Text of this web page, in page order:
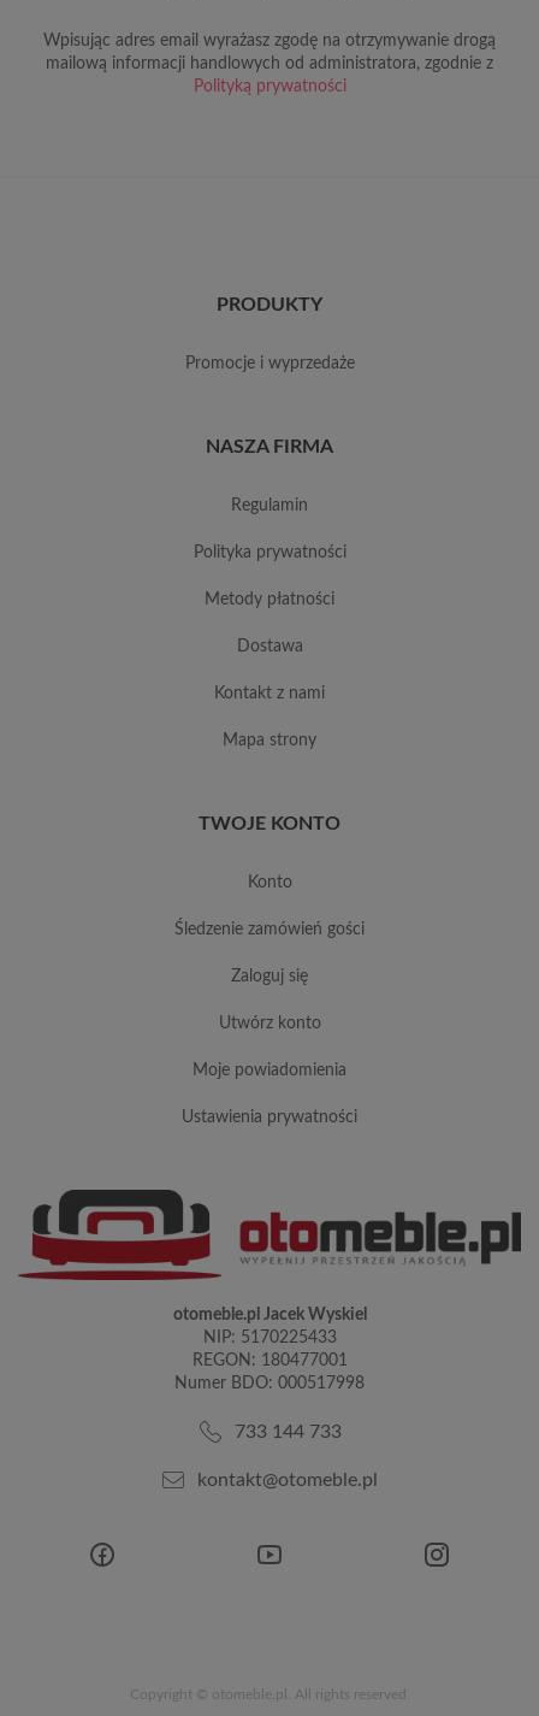
Wpisując adres email wyrażasz zgodę na otrzymywanie drogą
mailową informacji handlowych od administratora, zgodnie z
Polityką prywatności
PRODUKTY
promocje i wyprzedaże
NASZA FIRMA
regulamin
polityka prywatności
metody płatności
dostawa
kontakt z nami
mapa strony
TWOJE KONTO
konto
śledzenie zamówień gości
zaloguj się
utwórz konto
moje powiadomienia
ustawienia prywatności
otomeble.pl Jacek Wyskiel
NIP: 5170225433
REGON: 180477001
Numer BDO: 000517998
733 144 733
kontakt@otomeble.pl
Copyright © otomeble.pl. All rights reserved.